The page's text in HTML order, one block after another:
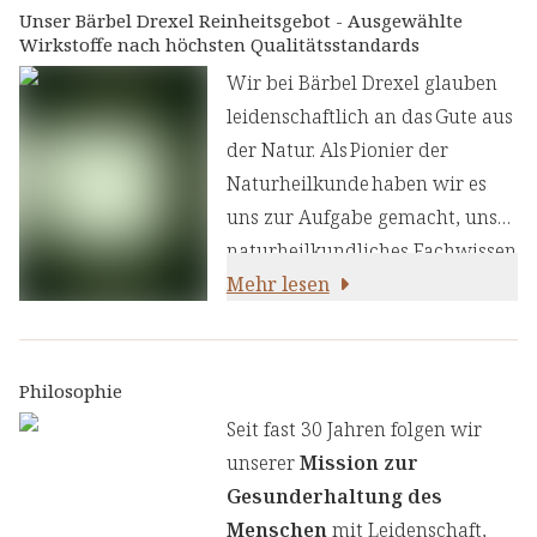
Brennnesselblattpulver und
schwarzen Pfeffer. Die
Kombination von
Magnesiumcarbonat für
langanhaltende Effekte und
Magnesiumcitrat für eine
sofortige Verfügbarkeit des
essenziellen Mineralstoffs macht
die Presslinge besonders ideal
durch die enthaltene
Kombination von
Calciumcarbonat und
Calciumcitrat unterstützt,
Unser Bärbel Drexel Reinheitsgebot - Ausgewählte
Wirkstoffe nach höchsten Qualitätsstandards
Wir bei Bärbel Drexel glauben
leidenschaftlich an das Gute aus
der Natur. Als Pionier der
Naturheilkunde haben wir es
uns zur Aufgabe gemacht, unser
naturheilkundliches Fachwissen
und unsere Erfahrung mit den
Wir legen großen Wert auf
einen genauen Auswahlprozess
unserer Inhaltsstoffe, um Ihnen
sorgfältig zusammengestellte
Mehr lesen
Philosophie
Seit fast 30 Jahren folgen wir
unsererMission zur
Gesunderhaltung des
Menschenmit Leidenschaft,